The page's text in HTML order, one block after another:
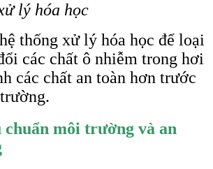
lý hóa học
thống xử lý hóa học để loại
các chất ô nhiễm trong hơi
các chất an toàn hơn trước
chuẩn môi trường và an